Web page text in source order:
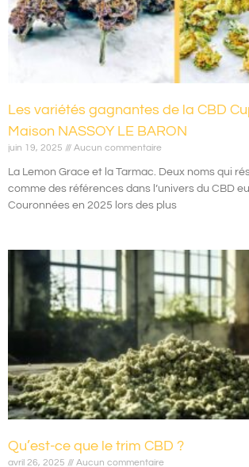
Les variétés gagnantes de la CBD
Maison NASSOY LE BARON
juin 19, 2025 Aucun commentaire
La Lemon Grace et la Tarmac. Deux noms qui
comme des références dans l’univers du CBD
Couronnées en 2025 lors des plus
Qu’est-ce que le trim CBD ?
avril 26, 2025 Aucun commentaire